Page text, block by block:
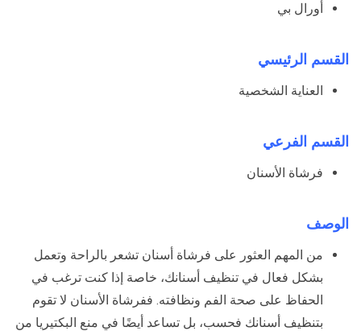
أورال بي
القسم الرئيسي
العناية الشخصية
القسم الفرعي
فرشاة الأسنان
الوصف
من المهم العثور على فرشاة أسنان تشعر بالراحة وتعمل
بشكل فعال في تنظيف أسنانك، خاصة إذا كنت ترغب في
الحفاظ على صحة الفم ونظافته. ففرشاة الأسنان لا تقوم
بتنظيف أسنانك فحسب، بل تساعد أيضًا في منع البكتيريا من